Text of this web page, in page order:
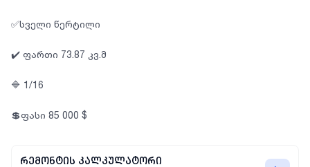
✅სველი წერტილი
✔️ ფართი 73.87 კვ.მ
🔷 1/16
💲ფასი 85 000 $
რემონტის კალკულატორი